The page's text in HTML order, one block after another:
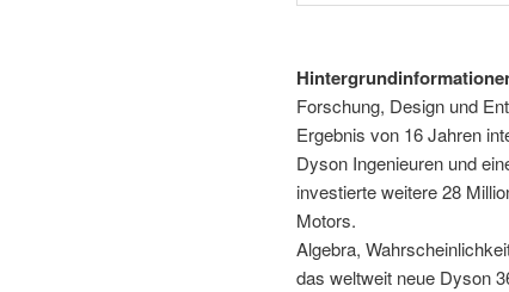
Forschung, Design und
Ergebnis von 16 Jahren
Dyson Ingenieuren und
investierte weitere 28
Motors.
Algebra,
das weltweit neue Dyson